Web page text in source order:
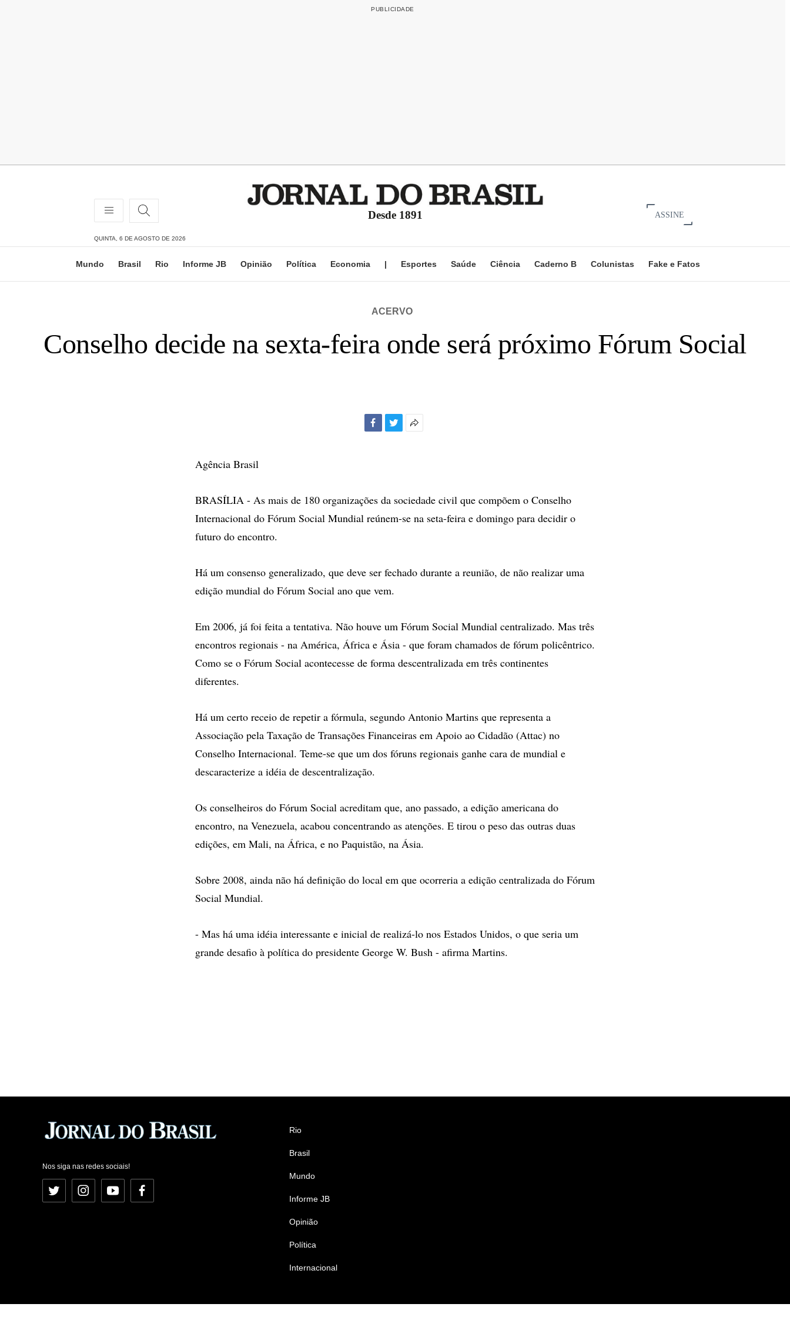
Desde 1891 ASSINE
QUINTA, 6 DE AGOSTO DE 2026
Mundo Brasil Rio Informe JB Opinião Política Economia | Esportes Saúde Ciência Caderno B Colunistas Fake e Fatos
ACERVO
Conselho decide na sexta-feira onde será próximo Fórum Social
Agência Brasil
BRASÍLIA - As mais de 180 organizações da sociedade civil que compõem o Conselho
Internacional do Fórum Social Mundial reúnem-se na seta-feira e domingo para decidir o
futuro do encontro.
Há um consenso generalizado, que deve ser fechado durante a reunião, de não realizar uma
edição mundial do Fórum Social ano que vem.
Em 2006, já foi feita a tentativa. Não houve um Fórum Social Mundial centralizado. Mas três
encontros regionais - na América, África e Ásia - que foram chamados de fórum policêntrico.
Como se o Fórum Social acontecesse de forma descentralizada em três continentes
diferentes.
Há um certo receio de repetir a fórmula, segundo Antonio Martins que representa a
Associação pela Taxação de Transações Financeiras em Apoio ao Cidadão (Attac) no
Conselho Internacional. Teme-se que um dos fóruns regionais ganhe cara de mundial e
descaracterize a idéia de descentralização.
Os conselheiros do Fórum Social acreditam que, ano passado, a edição americana do
encontro, na Venezuela, acabou concentrando as atenções. E tirou o peso das outras duas
edições, em Mali, na África, e no Paquistão, na Ásia.
Sobre 2008, ainda não há definição do local em que ocorreria a edição centralizada do Fórum
Social Mundial.
- Mas há uma idéia interessante e inicial de realizá-lo nos Estados Unidos, o que seria um
grande desafio à política do presidente George W. Bush - afirma Martins.
Nos siga nas redes sociais!
Twitter InstagramYouTubeFacebook
Rio
Brasil
Mundo
Informe JB
Opinião
Política
Internacional